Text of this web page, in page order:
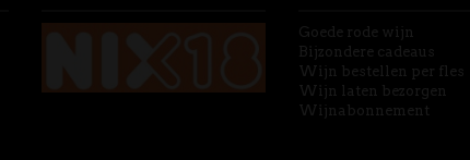
Goede rode wijn
Bijzondere cadeaus
Wijn bestellen per fles
Wijn laten bezorgen
Wijnabonnement